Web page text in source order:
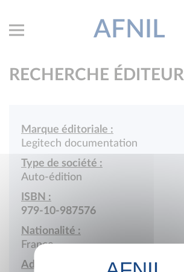
AFNIL
RECHERCHE ÉDITEUR
Marque éditoriale :
Legitech documentation
Type de société :
Auto-édition
ISBN :
979-10-987576
Nationalité :
France
Adresse :